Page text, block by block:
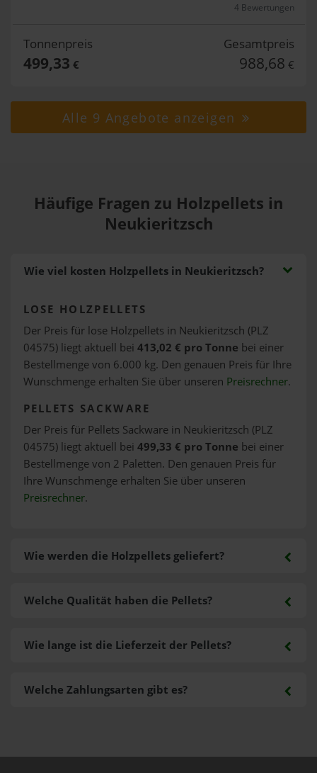
4 Bewertungen
Tonnenpreis
499,33 €
Gesamtpreis
988,68 €
Alle 9 Angebote anzeigen
Häufige Fragen zu Holzpellets in
Neukieritzsch
Wie viel kosten Holzpellets in Neukieritzsch?
LOSE HOLZPELLETS
Der Preis für lose Holzpellets in Neukieritzsch (PLZ
04575) liegt aktuell bei 413,02 € pro Tonne bei einer
Bestellmenge von 6.000 kg. Den genauen Preis für Ihre
Wunschmenge erhalten Sie über unseren Preisrechner.
PELLETS SACKWARE
Der Preis für Pellets Sackware in Neukieritzsch (PLZ
04575) liegt aktuell bei 499,33 € pro Tonne bei einer
Bestellmenge von 2 Paletten. Den genauen Preis für
Ihre Wunschmenge erhalten Sie über unseren
Preisrechner.
Wie werden die Holzpellets geliefert?
Welche Zahlungsarten gibt es?
Welche Qualität haben die Pellets?
Wie lange ist die Lieferzeit der Pellets?